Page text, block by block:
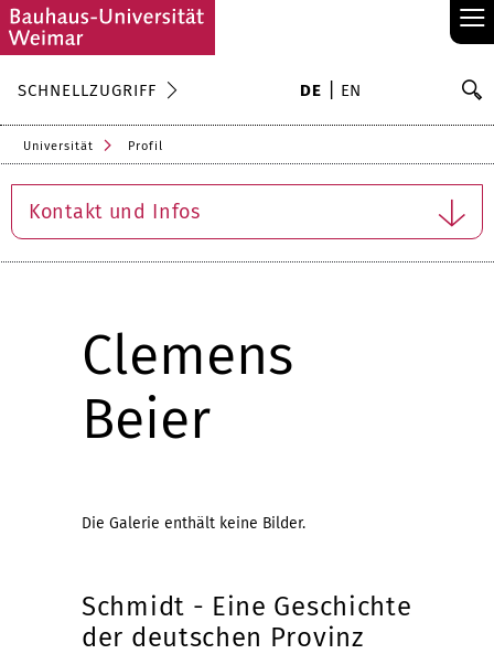
≡
SCHNELLZUGRIFF DE EN
Universität Profil
Kontakt und Infos
Clemens
Beier
Die Galerie enthält keine Bilder.
Schmidt - Eine Geschichte
der deutschen Provinz